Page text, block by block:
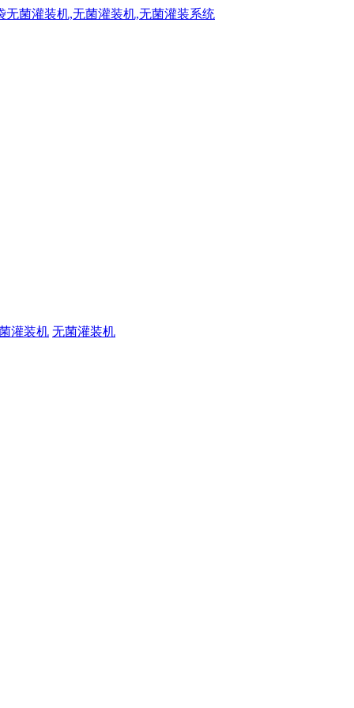
灌装机 无菌灌装机